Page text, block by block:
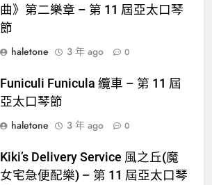
曲》第二樂章 – 第 11 屆亞太口琴
節
haletone
3 年 ago 0
Funiculi Funicula 纜車 – 第 11 屆
亞太口琴節
haletone
3 年 ago 0
Kiki’s Delivery Service 風之丘(魔
女宅急便配樂) – 第 11 屆亞太口琴